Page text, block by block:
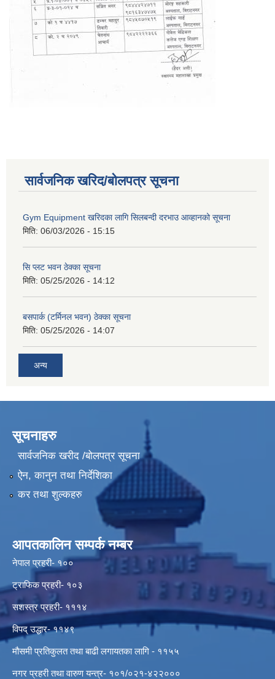
सार्वजनिक खरिद/बोलपत्र सूचना
Gym Equipment खरिदका लागि सिलबन्दी दरभाउ आव्हानको सूचना
मिति: 06/03/2026 - 15:15
सि प्लट भवन ठेक्का सूचना
मिति: 05/25/2026 - 14:12
बसपार्क (टर्मिनल भवन) ठेक्का सूचना
मिति: 05/25/2026 - 14:07
अन्य
सूचनाहरु
सार्वजनिक खरीद /बोलपत्र सूचना
ऐन, कानुन तथा निर्देशिका
कर तथा शुल्कहरु
आपतकालिन सम्पर्क नम्बर
नेपाल प्रहरी- १००
ट्राफिक प्रहरी- १०३
सशस्त्र प्रहरी- १११४
विपद् उद्धार- ११४९
मौसमी प्रतिकुलत तथा बाढी लगायतका लागि - ११५५
नगर प्रहरी तथा वारुण यन्त्र- १०१/०२१-४२२०००